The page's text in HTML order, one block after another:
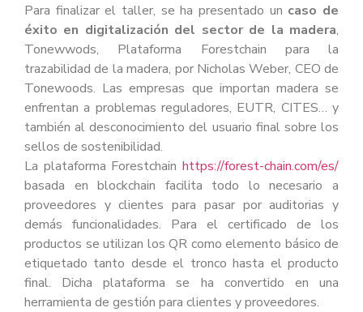
Para finalizar el taller, se ha presentado un caso de
éxito en digitalización del sector de la madera,
Tonewwods, Plataforma Forestchain para la
trazabilidad de la madera, por Nicholas Weber, CEO de
Tonewoods. Las empresas que importan madera se
enfrentan a problemas reguladores, EUTR, CITES… y
también al desconocimiento del usuario final sobre los
sellos de sostenibilidad.
La plataforma Forestchain https://forest-chain.com/es/
basada en blockchain facilita todo lo necesario a
proveedores y clientes para pasar por auditorias y
demás funcionalidades. Para el certificado de los
productos se utilizan los QR como elemento básico de
etiquetado tanto desde el tronco hasta el producto
final. Dicha plataforma se ha convertido en una
herramienta de gestión para clientes y proveedores.